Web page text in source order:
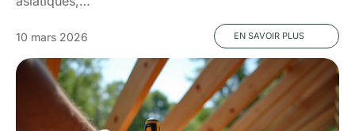
10 mars 2026 EN SAVOIR PLUS